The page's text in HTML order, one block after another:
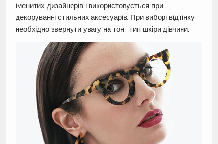
іменитих дизайнерів і використовується при
декоруванні стильних аксесуарів. При виборі відтінку
необхідно звернути увагу на тон і тип шкіри дівчини.